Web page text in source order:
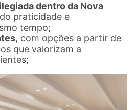
dentro da Nova
praticidade e
tempo;
, com opções a partir de
que valorizam a